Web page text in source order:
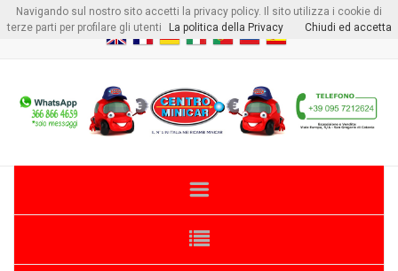
Benvenuto visitoreLogin oRegistrati
Navigando sul nostro sito accetti la privacy policy. Il sito utilizza i cookie di
terze parti per profilare gli utenti
La politica della Privacy Chiudi ed accetta